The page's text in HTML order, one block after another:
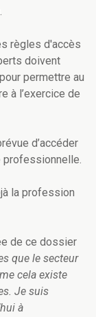
règles d'accès
doivent
permettre au
à l’exercice de
d’accéder
professionnelle.
la profession
de ce dossier
que le secteur
cela existe
Je suis
à